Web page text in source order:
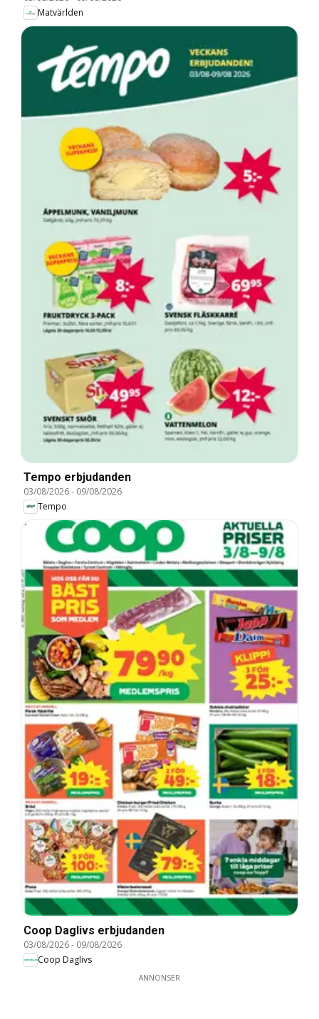
Matvärlden
Tempo erbjudanden
03/08/2026- 09/08/2026
Tempo
Coop Daglivs erbjudanden
03/08/2026- 09/08/2026
Coop Daglivs
ANNONSER